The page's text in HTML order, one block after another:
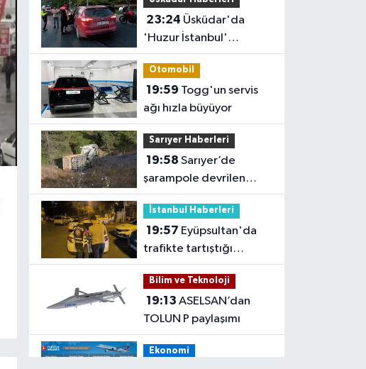
müfredata uygun hale
gelecek'
23:24
'Huzur İstanbul'
denetimi
Otomobil
19:59
ağı hızla büyüyor
Sarıyer Haberleri
19:58
şarampole devrilen
hafriyat kamyonunun
şoförü yaralandı
İstanbul Haberleri
19:57
trafikte tartıştığı
sürücünün önünü kesip
tehdit eden saldırgana
180 bin lira ceza
Bilim ve Teknoloji
19:13
TOLUN P paylaşımı
Ekonomi